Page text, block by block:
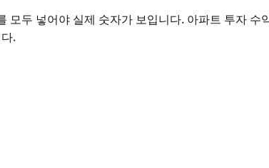
모두 넣어야 실제 숫자가 보입니다. 아파트 투
.